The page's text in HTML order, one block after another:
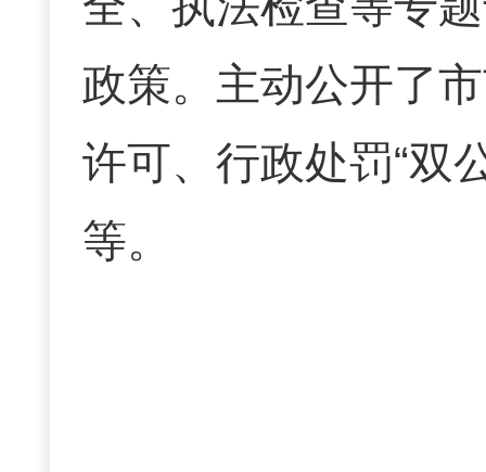
政策。主动公开了
许可、行政处罚“双
等。